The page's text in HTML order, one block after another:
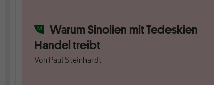
Warum Sinolien mit Tedeskien
Handel treibt
Von Paul Steinhardt